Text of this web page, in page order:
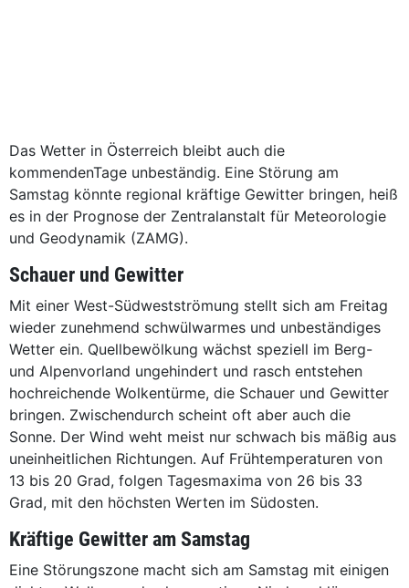
Das Wetter in Österreich bleibt auch die
kommendenTage unbeständig. Eine Störung am
Samstag könnte regional kräftige Gewitter bringen, heiß
es in der Prognose der Zentralanstalt für Meteorologie
und Geodynamik (ZAMG).
Schauer und Gewitter
Mit einer West-Südwestströmung stellt sich am Freitag
wieder zunehmend schwülwarmes und unbeständiges
Wetter ein. Quellbewölkung wächst speziell im Berg-
und Alpenvorland ungehindert und rasch entstehen
hochreichende Wolkentürme, die Schauer und Gewitter
bringen. Zwischendurch scheint oft aber auch die
Sonne. Der Wind weht meist nur schwach bis mäßig aus
uneinheitlichen Richtungen. Auf Frühtemperaturen von
13 bis 20 Grad, folgen Tagesmaxima von 26 bis 33
Grad, mit den höchsten Werten im Südosten.
Kräftige Gewitter am Samstag
Eine Störungszone macht sich am Samstag mit einigen